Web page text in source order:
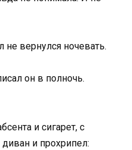
вернулся ночевать.
он в полночь.
и сигарет, с
и прохрипел: